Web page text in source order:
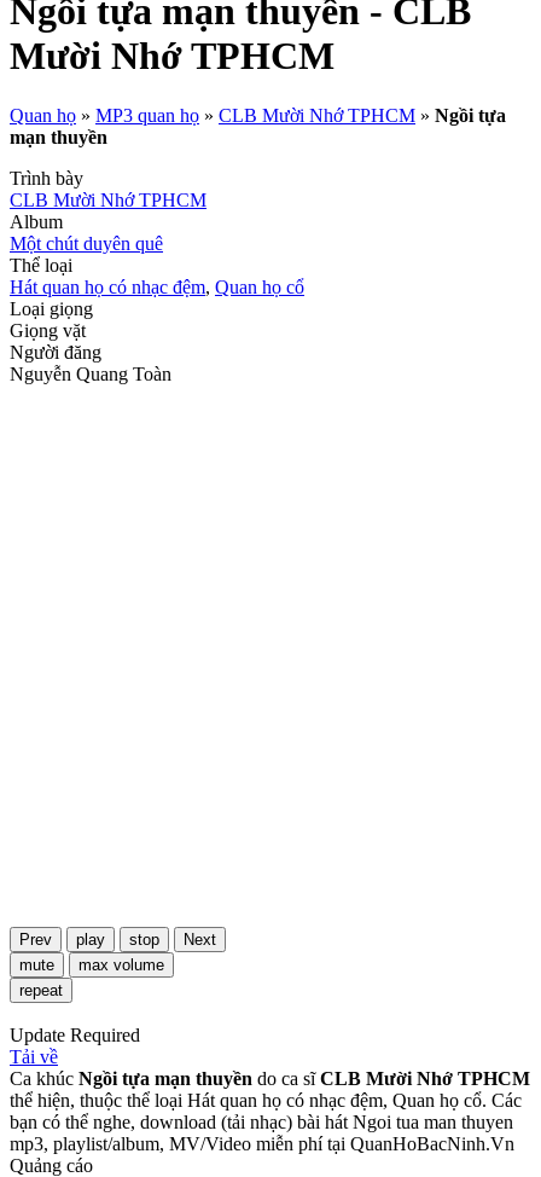
Ngồi tựa mạn thuyền - CLB
Mười Nhớ TPHCM
Quan họ » MP3 quan họ » CLB Mười Nhớ TPHCM » Ngồi tựa
mạn thuyền
Trình bày
CLB Mười Nhớ TPHCM
Album
Một chút duyên quê
Thể loại
Hát quan họ có nhạc đệm, Quan họ cổ
Loại giọng
Giọng vặt
Người đăng
Nguyễn Quang Toàn
Prev play stop
Next
mute
max volume
repeat
Update Required
Tải về
Ca khúc Ngồi tựa mạn thuyền do ca sĩCLB Mười Nhớ TPHCM
thể hiện, thuộc thể loại Hát quan họ có nhạc đệm, Quan họ cổ. Các
bạn có thể nghe, download (tải nhạc) bài hát Ngoi tua man thuyen
mp3, playlist/album, MV/Video miễn phí tại QuanHoBacNinh.Vn
Quảng cáo